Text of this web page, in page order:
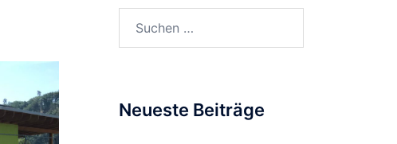
Neueste Beiträge